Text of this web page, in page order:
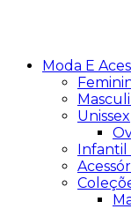
Moda E
Unissex
Infantil